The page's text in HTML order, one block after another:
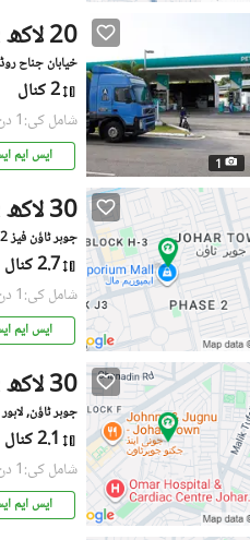
1
20 لاکھ
خیابان جناح
2 کنال
شامل کی:1 دن پہل
ایس ایم
30 لاکھ
جوہر ٹاؤن فیز 2, جوہر ٹاؤن
2.7 کنال
شامل کی:1 دن پہل
ایس ایم
30 لاکھ
جوہر ٹاؤن, لاہور
2.1 کنال
شامل کی:1 دن پہل
ایس ایم